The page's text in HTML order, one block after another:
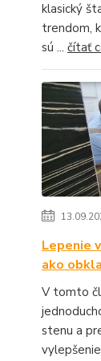
klasický
trendom,
sú ... čítať
Lepenie
ako
V tomto
stenu a